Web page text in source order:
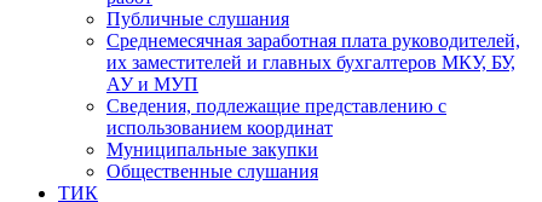
Публичные слушания
Среднемесячная заработная плата руководителей,
их заместителей и главных бухгалтеров МКУ, БУ,
АУ и МУП
Сведения, подлежащие представлению с
использованием координат
Муниципальные закупки
Общественные слушания
ТИК